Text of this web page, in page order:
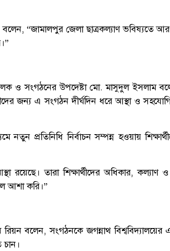
“জামালপুর জেলা ছাত্রকল্যাণ ভবিষ্যতে
ও সংগঠনের উপদেষ্টা মো. মাসুদুল ইসলাম
জন্য এ সংগঠন দীর্ঘদিন ধরে আস্থা ও
নতুন প্রতিনিধি নির্বাচন সম্পন্ন হওয়ায়
রয়েছে। তারা শিক্ষার্থীদের অধিকার, কল্যাণ
আশা করি।”
বলেন, সংগঠনকে জগন্নাথ